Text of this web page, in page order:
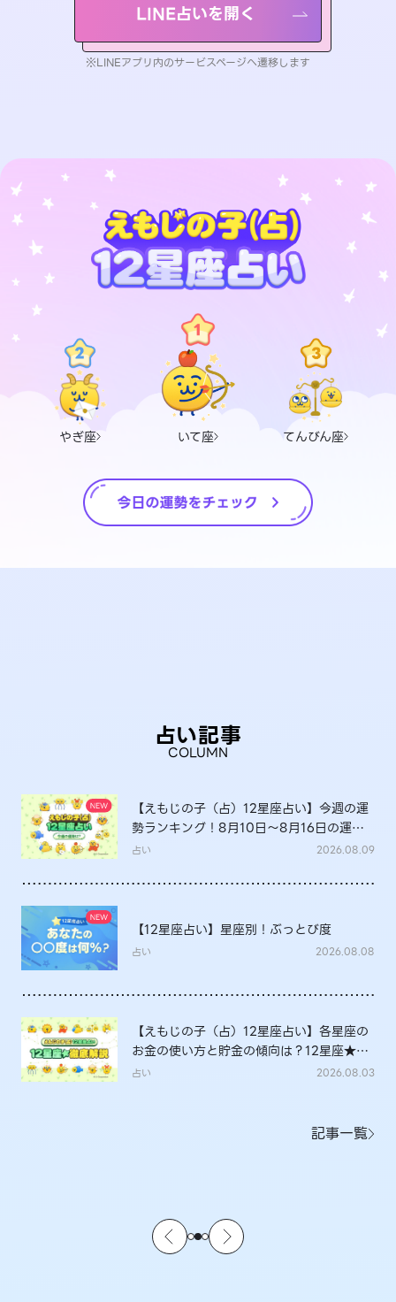
LINE占いを開く
※LINEアプリ内のサービスページへ遷移します
やぎ座 いて座 てんびん座
占い記事
COLUMN
【えもじの子（占）12星座占い】今週の運
勢ランキング！8月10日～8月16日の運勢
は？
占い 2026.08.09
【12星座占い】星座別！ぶっとび度
占い 2026.08.08
【えもじの子（占）12星座占い】各星座の
お金の使い方と貯金の傾向は？12星座★徹
底解説
占い 2026.08.03
記事一覧